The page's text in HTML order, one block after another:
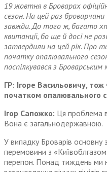
19 жовтня в Броварах
сезон. На цей раз
завжди. До того ж, багато
квитанції, бо ще й досі не
затвердили на цей рік. Про
початку опалювального
поспілкувався з
ГР: Ігоре Васильовичу,
початком опалювального
Ігор Сапожко: Ця проблема
Вона є загальнодержавною.
У випадку Броварів основну
перемовини з
перепон. Понад тиждень ми